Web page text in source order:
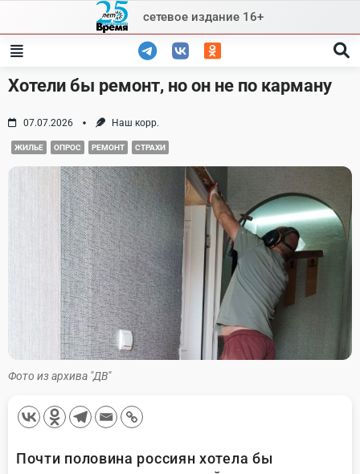
content
сетевое издание 16+
Хотели бы ремонт, но он не по карману
07.07.2026 Наш корр.
ЖИЛЬЕ ОПРОС РЕМОНТ СТРАХИ
Фото из архива "ДВ"
Почти половина россиян хотела бы